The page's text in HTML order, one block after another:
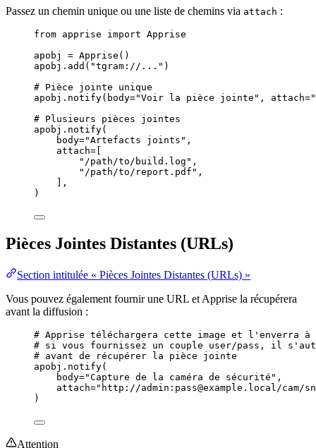
Passez un chemin unique ou une liste de chemins via attach :
from apprise import Apprise
apobj = Apprise ()
apobj. add ( "tgram://... " )
# Pièce jointe unique
apobj. notify( body="Voir la pièce jointe " , attach="
# Plusieurs pièces jointes
apobj. notify(
body="Artefacts joints " ,
attach=
" /path/to/build.log " ,
" /path/to/report.pdf " ,
],
)
Pièces Jointes Distantes (URLs)
Section intitulée « Pièces Jointes Distantes (URLs) »
Vous pouvez également fournir une URL et Apprise la récupérera
avant la diffusion :
# Apprise téléchargera cette image et l'enverra
# si vous fournissez un couple user/pass, il
# avant de récupérer la pièce jointe
apobj. notify(
body="Capture de la caméra de sécurité " ,
attach=" http://admin:pass@example.local/cam/
)
Attention